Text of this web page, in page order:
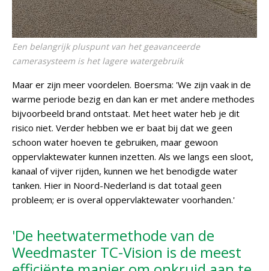
Een belangrijk pluspunt van het geavanceerde
camerasysteem is het lagere watergebruik
Maar er zijn meer voordelen. Boersma: 'We zijn vaak in de
warme periode bezig en dan kan er met andere methodes
bijvoorbeeld brand ontstaat. Met heet water heb je dit
risico niet. Verder hebben we er baat bij dat we geen
schoon water hoeven te gebruiken, maar gewoon
oppervlaktewater kunnen inzetten. Als we langs een sloot,
kanaal of vijver rijden, kunnen we het benodigde water
tanken. Hier in Noord-Nederland is dat totaal geen
probleem; er is overal oppervlaktewater voorhanden.'
'De heetwatermethode van de
Weedmaster TC-Vision is de meest